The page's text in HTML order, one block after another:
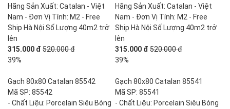
Hãng Sản Xuất: Catalan - Việt
Nam - Đơn Vị Tính: M2 - Free
Ship Hà Nội Số Lượng 40m2 trở
lên
315.000 đ 520.000 đ
39%
Hãng Sản Xuất: Catalan - Việt
Nam - Đơn Vị Tính: M2 - Free
Ship Hà Nội Số Lượng 40m2 trở
lên
315.000 đ 520.000 đ
39%
Gạch 80x80 Catalan 85542
Mã SP: 85542
- Chất Liệu: Porcelain Siêu Bóng
Gạch 80x80 Catalan 85541
Mã SP: 85541
- Chất Liệu: Porcelain Siêu Bóng